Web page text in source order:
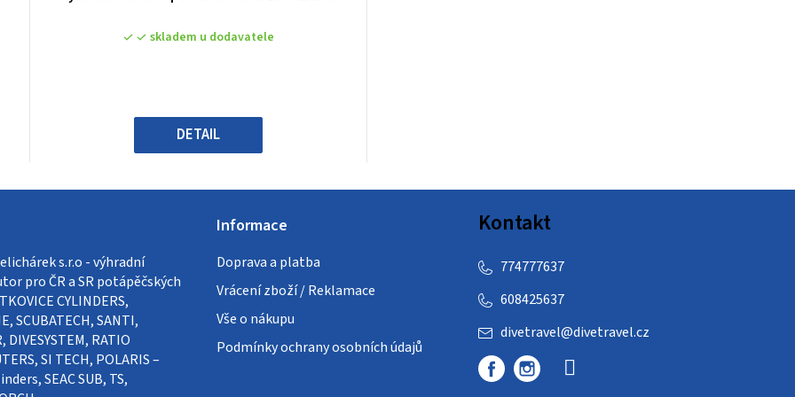
produktu
hvězdiček.
skladem u dodavatele
DETAIL
s.r.o - výhradní
pro ČR a SR potápěčských
CYLINDERS,
SCUBATECH, SANTI,
DIVESYSTEM, RATIO
SI TECH, POLARIS –
SEAC SUB, TS,
Informace
Doprava a platba
Vrácení zboží / Reklamace
Vše o nákupu
Podmínky ochrany osobních údajů
Kontakt
divetravel@divetravel.cz
608425637
774777637